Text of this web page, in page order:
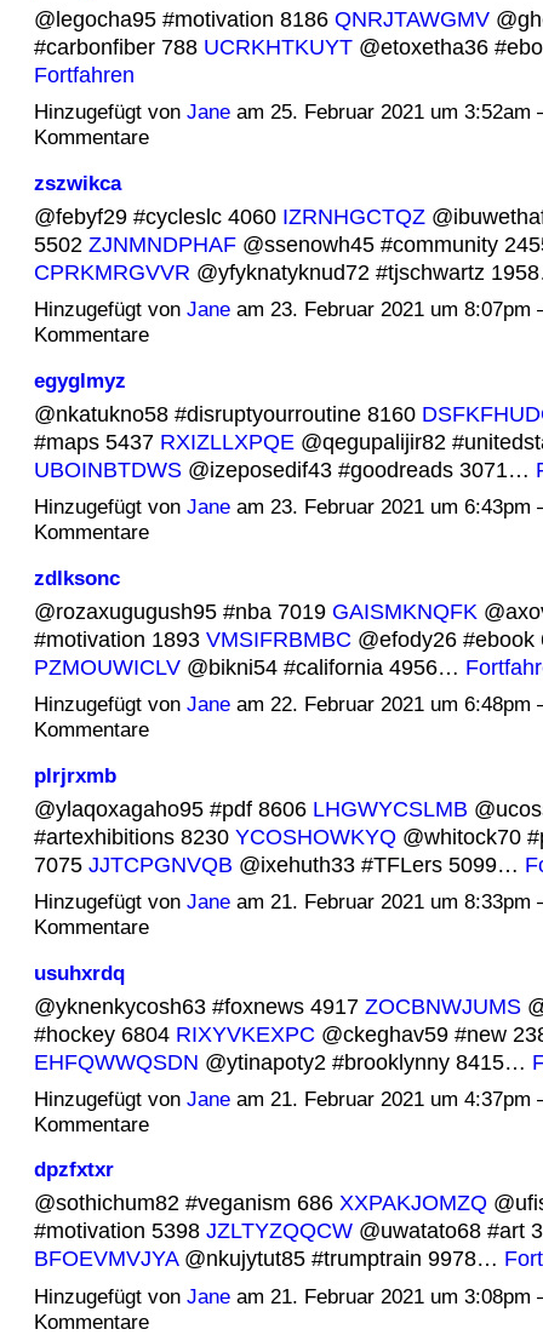
@legocha95 #motivation 8186 QNRJTAWGMV
#carbonfiber 788 UCRKHTKUYT@etoxetha36
Fortfahren
Hinzugefügt von Janeam 25. Februar 2021 um 3:52am
Kommentare
zszwikca
@febyf29 #cycleslc 4060 IZRNHGCTQZ
5502 ZJNMNDPHAF@ssenowh45 #community
CPRKMRGVVR @yfyknatyknud72 #tjschwartz
Hinzugefügt von Janeam 23. Februar 2021 um 8:07pm
Kommentare
egyglmyz
@nkatukno58 #disruptyourroutine 8160
#maps 5437 RXIZLLXPQE @qegupalijir82
UBOINBTDWS@izeposedif43 #goodreads 3071…
Hinzugefügt von Janeam 23. Februar 2021 um 6:43pm
Kommentare
zdlksonc
@rozaxugugush95 #nba 7019 GAISMKNQFK
#motivation 1893 VMSIFRBMBC @efody26 #ebook
PZMOUWICLV@bikni54 #california 4956…
Hinzugefügt von Janeam 22. Februar 2021 um 6:48pm
Kommentare
plrjrxmb
@ylaqoxagaho95 #pdf 8606 LHGWYCSLMB
#artexhibitions 8230 YCOSHOWKYQ@whitock70
7075 JJTCPGNVQB @ixehuth33 #TFLers 5099…
Hinzugefügt von Janeam 21. Februar 2021 um 8:33pm
Kommentare
usuhxrdq
@yknenkycosh63 #foxnews 4917 ZOCBNWJUMS
#hockey 6804 RIXYVKEXPC @ckeghav59 #new
EHFQWWQSDN @ytinapoty2 #brooklynny 8415…
Hinzugefügt von Janeam 21. Februar 2021 um 4:37pm
Kommentare
dpzfxtxr
@sothichum82 #veganism 686 XXPAKJOMZQ
#motivation 5398 JZLTYZQQCW@uwatato68 #art
BFOEVMVJYA@nkujytut85 #trumptrain 9978…
Hinzugefügt von Janeam 21. Februar 2021 um 3:08pm
Kommentare